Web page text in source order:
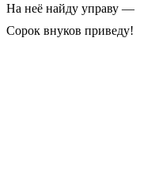
На неё найду управу —
Сорок внуков приведу!